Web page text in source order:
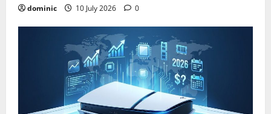
dominic 10 July 2026 0